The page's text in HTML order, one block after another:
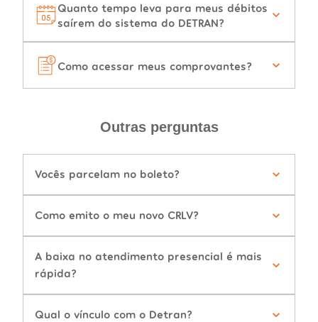
Quanto tempo leva para meus débitos
saírem do sistema do DETRAN?
Como acessar meus comprovantes?
Outras perguntas
Vocês parcelam no boleto?
Como emito o meu novo CRLV?
A baixa no atendimento presencial é mais
rápida?
Qual o vínculo com o Detran?